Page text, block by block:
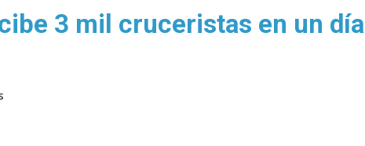
3 mil cruceristas en un día